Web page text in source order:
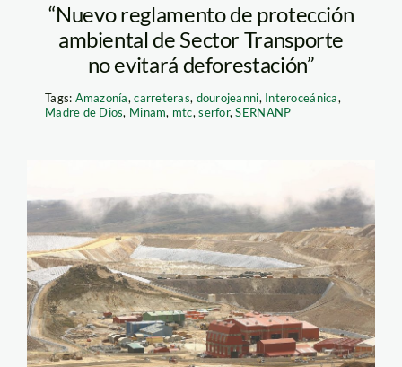
“Nuevo reglamento de protección
ambiental de Sector Transporte
no evitará deforestación”
Tags: Amazonía,carreteras, dourojeanni, Interoceánica,
Madre de Dios, Minam, mtc,serfor,SERNANP
minería huamachuco
– andina